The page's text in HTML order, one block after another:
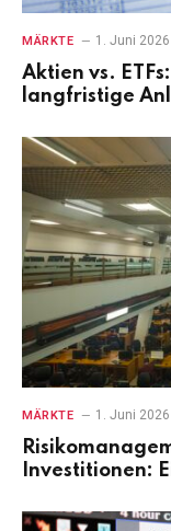
MÄRKTE 1. Juni 2026
Aktien vs.
langfristige
MÄRKTE 1. Juni 2026
Investitionen: